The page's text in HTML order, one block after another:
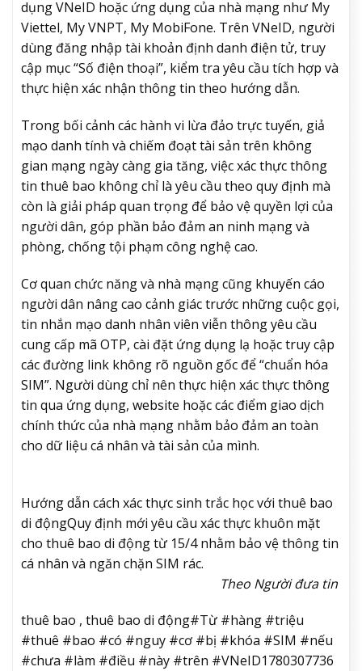
dụng VNeID hoặc ứng dụng của nhà mạng như My
Viettel, My VNPT, My MobiFone. Trên VNeID, người
dùng đăng nhập tài khoản định danh điện tử, truy
cập mục “Số điện thoại”, kiểm tra yêu cầu tích hợp và
thực hiện xác nhận thông tin theo hướng dẫn.
Trong bối cảnh các hành vi lừa đảo trực tuyến, giả
mạo danh tính và chiếm đoạt tài sản trên không
gian mạng ngày càng gia tăng, việc xác thực thông
tin thuê bao không chỉ là yêu cầu theo quy định mà
còn là giải pháp quan trọng để bảo vệ quyền lợi của
người dân, góp phần bảo đảm an ninh mạng và
phòng, chống tội phạm công nghệ cao.
Cơ quan chức năng và nhà mạng cũng khuyến cáo
người dân nâng cao cảnh giác trước những cuộc gọi,
tin nhắn mạo danh nhân viên viễn thông yêu cầu
cung cấp mã OTP, cài đặt ứng dụng lạ hoặc truy cập
các đường link không rõ nguồn gốc để “chuẩn hóa
SIM”. Người dùng chỉ nên thực hiện xác thực thông
tin qua ứng dụng, website hoặc các điểm giao dịch
chính thức của nhà mạng nhằm bảo đảm an toàn
cho dữ liệu cá nhân và tài sản của mình.
Hướng dẫn cách xác thực sinh trắc học với thuê bao
di độngQuy định mới yêu cầu xác thực khuôn mặt
cho thuê bao di động từ 15/4 nhằm bảo vệ thông tin
cá nhân và ngăn chặn SIM rác.
Theo Người đưa tin
thuê bao , thuê bao di động#Từ #hàng #triệu
#thuê #bao #có #nguy #cơ #bị #khóa #SIM #nếu
#chưa #làm #điều #này #trên #VNeID1780307736